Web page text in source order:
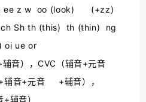
ee z w oo (look) (+zz)
ch Sh th (this) th (thin) ng
oi ue or
音），CVC（辅音+元音
辅音+元音 +辅音），
辅音）